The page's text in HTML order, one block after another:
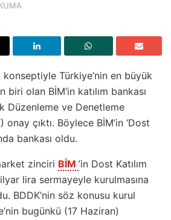
konseptiyle Türkiye’nin en büyük
olan BİM’in katılım bankası
Düzenleme ve Denetleme
onay çıktı. Böylece BİM’in ‘Dost
bankası oldu.
zinciri BİM ’in Dost Katılım
lira sermayeyle kurulmasına
BDDK’nin söz konusu kurul
bugünkü (17 Haziran)